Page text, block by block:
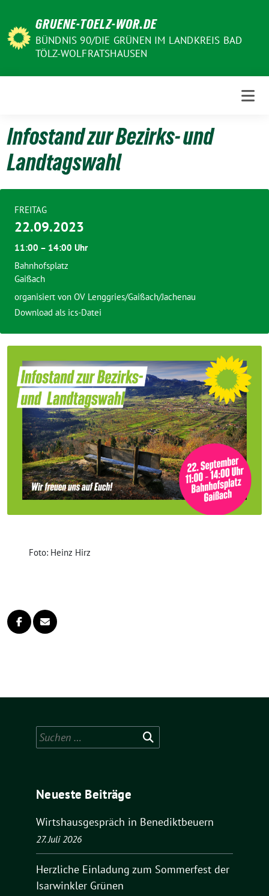
zum
Inhalt
GRUENE-TOELZ-WOR.DE
BÜNDNIS 90/DIE GRÜNEN IM LANDKREIS BAD
TÖLZ-WOLFRATSHAUSEN
Infostand zur Bezirks- und
Landtagswahl
Foto: Heinz Hirz
FREITAG
22.09.2023
11:00 – 14:00 Uhr
Bahnhofsplatz
Gaißach
organisiert von OV Lenggries/Gaißach/Jachenau
Download als ics-Datei
Suchen
nach:
Neueste Beiträge
Wirtshausgespräch in Benediktbeuern
27. Juli 2026
Herzliche Einladung zum Sommerfest der
Isarwinkler Grünen